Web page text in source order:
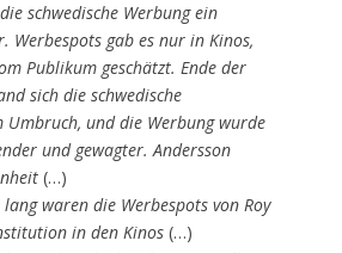
schwedische Werbung ein
Werbespots gab es nur in Kinos,
Publikum geschätzt. Ende der
sich die schwedische
Umbruch, und die Werbung wurde
und gewagter. Andersson
(…)
waren die Werbespots von Roy
in den Kinos (…)